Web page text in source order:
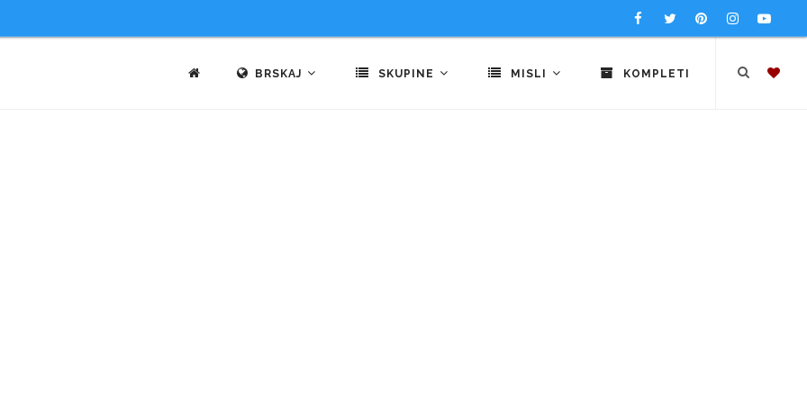
BRSKAJ SKUPINE MISLI KOMPLETI